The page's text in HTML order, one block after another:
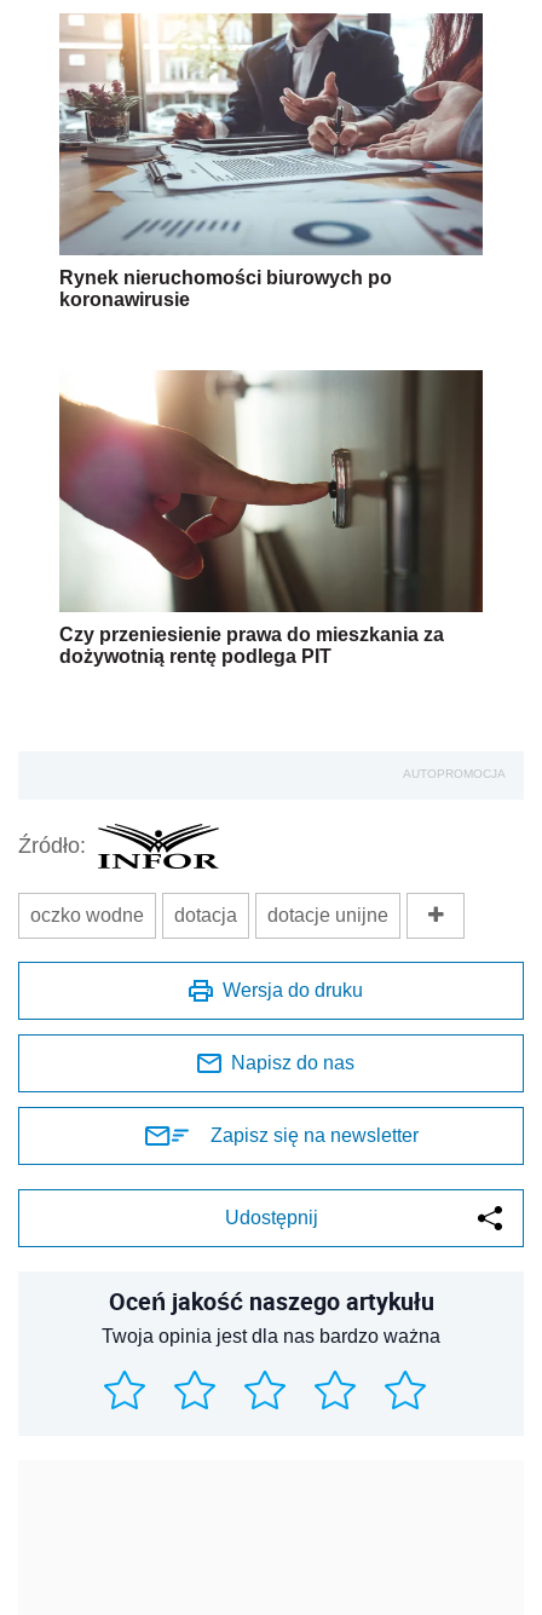
Rynek nieruchomości biurowych po
koronawirusie
Czy przeniesienie prawa do mieszkania za
dożywotnią rentę podlega PIT
AUTOPROMOCJA
Źródło:
oczko wodne dotacja dotacje unijne
Wersja do druku
Napisz do nas
Zapisz się na newsletter
Udostępnij
Oceń jakość naszego artykułu
Twoja opinia jest dla nas bardzo ważna